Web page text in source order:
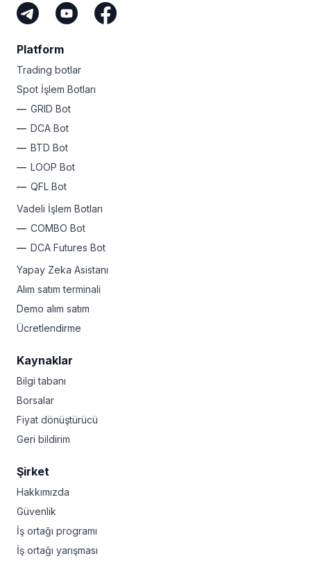
Platform
Trading botlar
Spot İşlem Botları
GRID Bot
DCA Bot
BTD Bot
LOOP Bot
QFL Bot
Vadeli İşlem Botları
COMBO Bot
DCA Futures Bot
Yapay Zeka Asistanı
Alım satım terminali
Demo alım satım
Ücretlendirme
Kaynaklar
Bilgi tabanı
Borsalar
Fiyat dönüştürücü
Geri bildirim
Şirket
Hakkımızda
Güvenlik
İş ortağı programı
İş ortağı yarışması